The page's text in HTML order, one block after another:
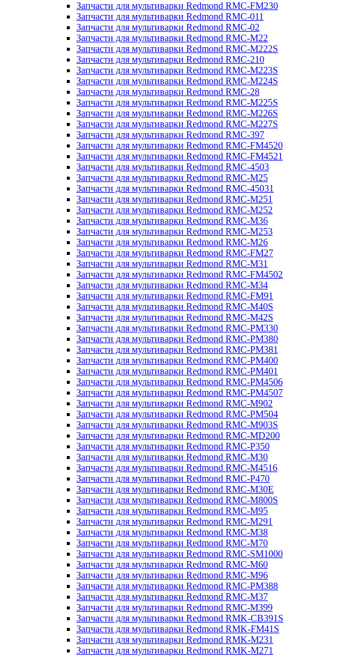
Запчасти для мультиварки Redmond RMC-FM230
Запчасти для мультиварки Redmond RMC-011
Запчасти для мультиварки Redmond RMC-02
Запчасти для мультиварки Redmond RMC-M22
Запчасти для мультиварки Redmond RMC-M222S
Запчасти для мультиварки Redmond RMC-210
Запчасти для мультиварки Redmond RMC-M223S
Запчасти для мультиварки Redmond RMC-M224S
Запчасти для мультиварки Redmond RMC-28
Запчасти для мультиварки Redmond RMC-M225S
Запчасти для мультиварки Redmond RMC-M226S
Запчасти для мультиварки Redmond RMC-M227S
Запчасти для мультиварки Redmond RMC-397
Запчасти для мультиварки Redmond RMC-FM4520
Запчасти для мультиварки Redmond RMC-FM4521
Запчасти для мультиварки Redmond RMC-4503
Запчасти для мультиварки Redmond RMC-M25
Запчасти для мультиварки Redmond RMC-45031
Запчасти для мультиварки Redmond RMC-M251
Запчасти для мультиварки Redmond RMC-M252
Запчасти для мультиварки Redmond RMC-M36
Запчасти для мультиварки Redmond RMC-M253
Запчасти для мультиварки Redmond RMC-M26
Запчасти для мультиварки Redmond RMC-FM27
Запчасти для мультиварки Redmond RMC-M31
Запчасти для мультиварки Redmond RMC-FM4502
Запчасти для мультиварки Redmond RMC-M34
Запчасти для мультиварки Redmond RMC-FM91
Запчасти для мультиварки Redmond RMC-M40S
Запчасти для мультиварки Redmond RMC-M42S
Запчасти для мультиварки Redmond RMC-PM330
Запчасти для мультиварки Redmond RMC-PM380
Запчасти для мультиварки Redmond RMC-PM381
Запчасти для мультиварки Redmond RMC-PM400
Запчасти для мультиварки Redmond RMC-PM401
Запчасти для мультиварки Redmond RMC-PM4506
Запчасти для мультиварки Redmond RMC-PM4507
Запчасти для мультиварки Redmond RMC-M902
Запчасти для мультиварки Redmond RMC-PM504
Запчасти для мультиварки Redmond RMC-M903S
Запчасти для мультиварки Redmond RMC-MD200
Запчасти для мультиварки Redmond RMC-P350
Запчасти для мультиварки Redmond RMC-M30
Запчасти для мультиварки Redmond RMC-M4516
Запчасти для мультиварки Redmond RMC-P470
Запчасти для мультиварки Redmond RMC-M30E
Запчасти для мультиварки Redmond RMC-M800S
Запчасти для мультиварки Redmond RMC-M95
Запчасти для мультиварки Redmond RMC-M291
Запчасти для мультиварки Redmond RMC-M38
Запчасти для мультиварки Redmond RMC-M70
Запчасти для мультиварки Redmond RMC-SM1000
Запчасти для мультиварки Redmond RMC-M60
Запчасти для мультиварки Redmond RMC-M96
Запчасти для мультиварки Redmond RMC-PM388
Запчасти для мультиварки Redmond RMC-M37
Запчасти для мультиварки Redmond RMC-M399
Запчасти для мультиварки Redmond RMK-CB391S
Запчасти для мультиварки Redmond RMK-FM41S
Запчасти для мультиварки Redmond RMK-M231
Запчасти для мультиварки Redmond RMK-M271